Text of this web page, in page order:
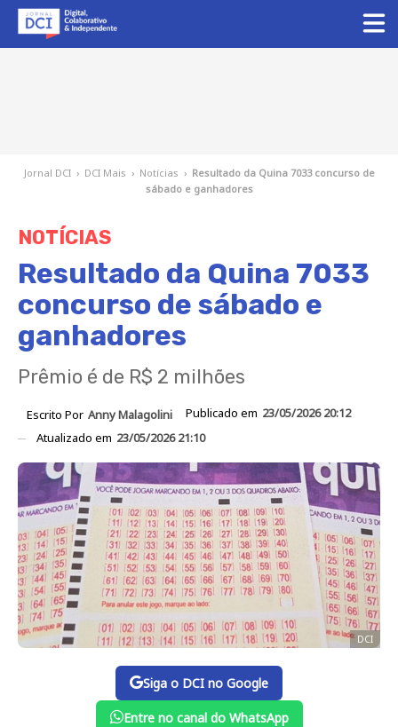
Jornal DCI › DCI Mais › Notícias › Resultado da Quina 7033 concurso de
sábado e ganhadores
NOTÍCIAS
Resultado da Quina 7033
concurso de sábado e
ganhadores
Prêmio é de R$ 2 milhões
Escrito Por Anny Malagolini Publicado em 23/05/2026 20:12
Atualizado em 23/05/2026 21:10
DCI
Siga o DCI no Google
Entre no canal do WhatsApp